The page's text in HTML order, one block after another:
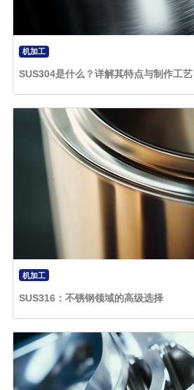
机加工
SUS304是什么？详解其特点与制作工艺
机加工
SUS316：不锈钢领域的高级选择